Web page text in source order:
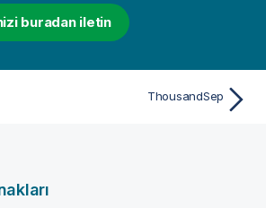
buradan iletin
ThousandSep